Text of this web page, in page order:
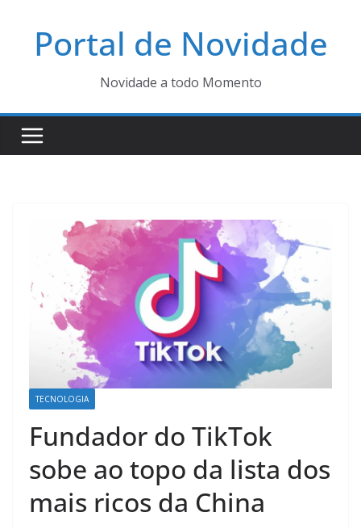
Portal de Novidade
Novidade a todo Momento
TECNOLOGIA
Fundador do TikTok
sobe ao topo da lista dos
mais ricos da China